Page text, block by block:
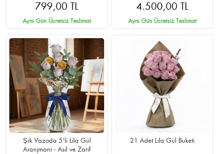
Teslimat
799,00 TL
Aynı Gün Ücretsiz Teslimat
4.500,00 TL
Aynı Gün Ücretsiz Teslimat
Şık Vazoda 5’li Lila Gül
Aranjmanı - Asil ve Zarif
21 Adet Lila Gül Buketi